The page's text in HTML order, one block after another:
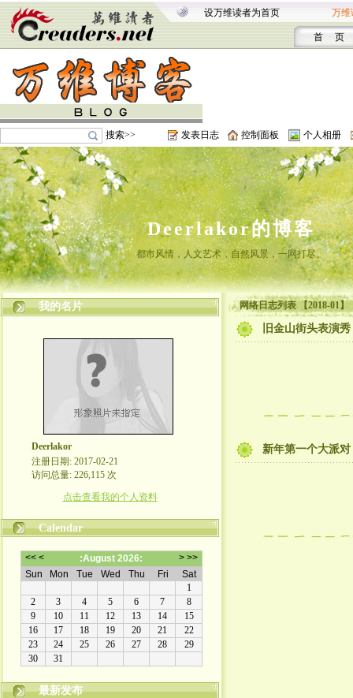
设万维读者为首页 万维
首 页
搜索>> 发表日志 控制面板 个人相册
Deerlakor的博客
都市风情，人文艺术，自然风景，一网打尽。
我的名片
Deerlakor
注册日期: 2017-02-21
访问总量: 226,115 次
点击查看我的个人资料
Calendar
最新发布
网络日志列表 【2018-01】
旧金山街头表演
新年第一个大派